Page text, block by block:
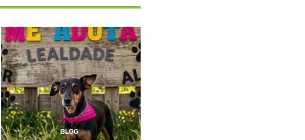
BLOG